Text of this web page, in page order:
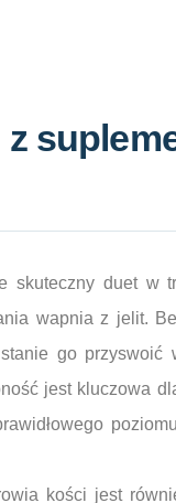
skuteczny duet w
wapnia z jelit.
go przyswoić
jest kluczowa
kości jest